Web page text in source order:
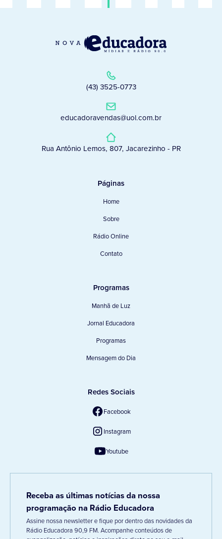
(43) 3525-0773
educadoravendas@uol.com.br
Rua Antônio Lemos, 807, Jacarezinho - PR
Páginas
Home
Sobre
Rádio Online
Contato
Programas
Manhã de Luz
Jornal Educadora
Programas
Mensagem do Dia
Redes Sociais
Facebook
Instagram
Youtube
Receba as últimas notícias da nossa
programação na Rádio Educadora
Assine nossa newsletter e fique por dentro das novidades da
Rádio Educadora 90,9 FM. Acompanhe conteúdos de